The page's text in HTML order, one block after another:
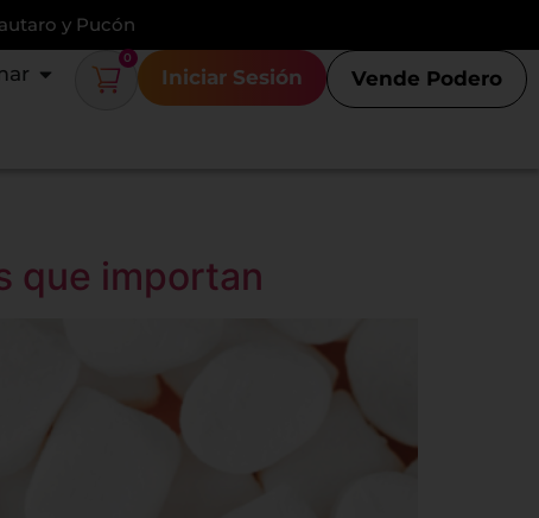
y Pucón
0
Iniciar Sesión Vende Podero
que importan